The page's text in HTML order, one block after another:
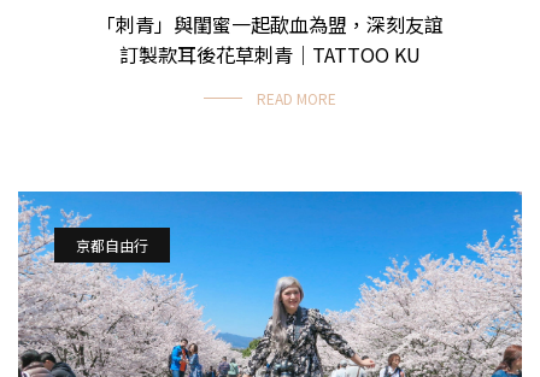
「刺青」與閨蜜一起歃血為盟，深刻友誼
訂製款耳後花草刺青｜TATTOO KU
READ MORE
京都自由行